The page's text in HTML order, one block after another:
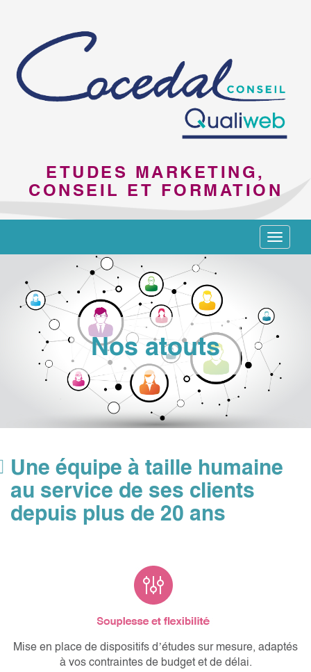
ETUDES MARKETING,
CONSEIL ET FORMATION
Toggle
Nos atouts
Une équipe à taille humaine
au service de ses clients
depuis plus de 20 ans
Mise en place de dispositifs d’études sur mesure, adaptés
à vos contraintes de budget et de délai.